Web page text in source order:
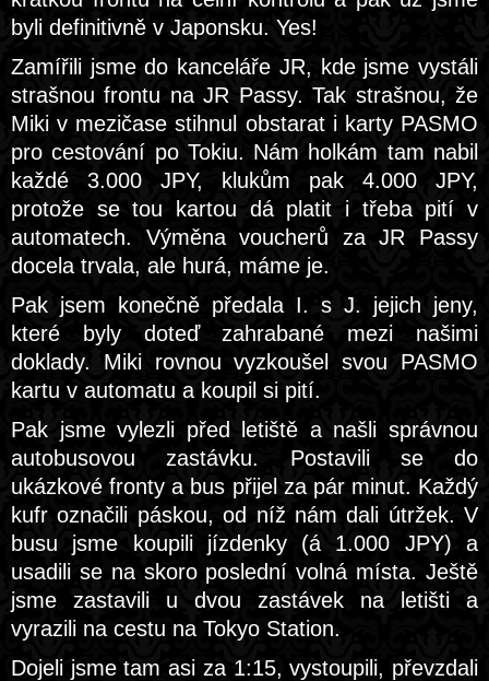
byli definitivně v Japonsku. Yes!
Zamířili jsme do kanceláře JR, kde jsme vystáli
strašnou frontu na JR Passy. Tak strašnou, že
Miki v mezičase stihnul obstarat i karty PASMO
pro cestování po Tokiu. Nám holkám tam nabil
každé 3.000 JPY, klukům pak 4.000 JPY,
protože se tou kartou dá platit i třeba pití v
automatech. Výměna voucherů za JR Passy
docela trvala, ale hurá, máme je.
Pak jsem konečně předala I. s J. jejich jeny,
které byly doteď zahrabané mezi našimi
doklady. Miki rovnou vyzkoušel svou PASMO
kartu v automatu a koupil si pití.
Pak jsme vylezli před letiště a našli správnou
autobusovou zastávku. Postavili se do
ukázkové fronty a bus přijel za pár minut. Každý
kufr označili páskou, od níž nám dali útržek. V
busu jsme koupili jízdenky (á 1.000 JPY) a
usadili se na skoro poslední volná místa. Ještě
jsme zastavili u dvou zastávek na letišti a
vyrazili na cestu na Tokyo Station.
Dojeli jsme tam asi za 1:15, vystoupili, převzdali